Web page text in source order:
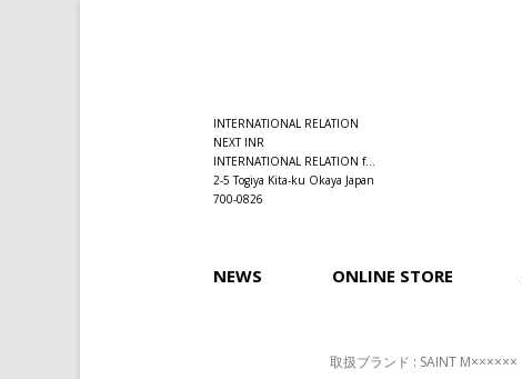
INTERNATIONAL RELATION
NEXT INR
INTERNATIONAL RELATION f...
2-5 Togiya Kita-ku Okaya Japan
700-0826
NEWS ONLINE STORE
取扱ブランド : SAINT M××××××